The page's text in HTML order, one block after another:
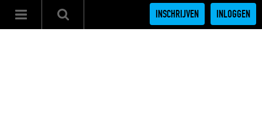
INSCHRIJVEN INLOGGEN